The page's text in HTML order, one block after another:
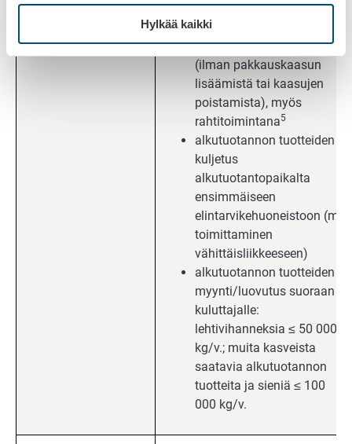
Hylkää kaikki
tuotteiden vähäinen
kauppakunnostus
peseminen, pakkaaminen
(ilman pakkauskaasun
lisäämistä tai kaasujen
poistamista), myös
rahtitoimintana5
alkutuotannon tuotteiden
kuljetus
alkutuotantopaikalta
ensimmäiseen
elintarvikehuoneistoon (ml.
toimittaminen
vähittäisliikkeeseen)
alkutuotannon tuotteiden
myynti/luovutus suoraan
kuluttajalle:
lehtivihanneksia ≤ 50 000
kg/v.; muita kasveista
saatavia alkutuotannon
tuotteita ja sieniä ≤ 100
000 kg/v.